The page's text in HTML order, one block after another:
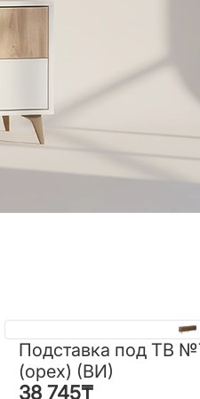
Подставка под ТВ
(орех) (ВИ)
38 745₸
Подставка под ТВ
(орех) (ВИ)
38 745₸